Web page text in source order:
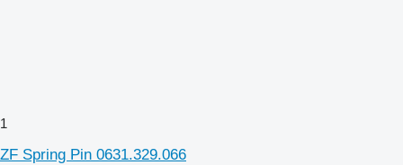
1
ZF Spring Pin 0631.329.066